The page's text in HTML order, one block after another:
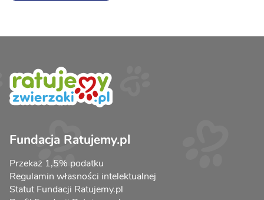
Fundacja Ratujemy.pl
Przekaż 1,5% podatku
Regulamin własności intelektualnej
Statut Fundacji Ratujemy.pl